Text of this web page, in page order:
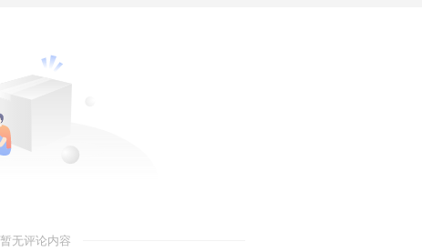
暂无评论内容